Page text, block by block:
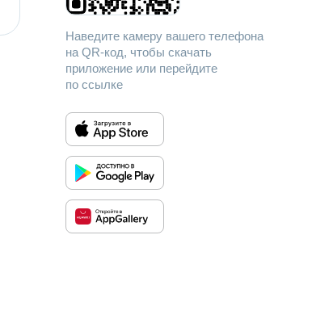
Наведите камеру вашего телефона
на QR-код, чтобы скачать
приложение или перейдите
по ссылке